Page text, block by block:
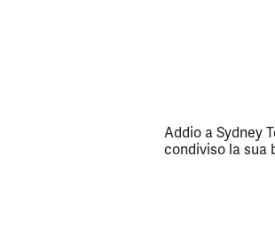
Addio a Sydney
condiviso la sua